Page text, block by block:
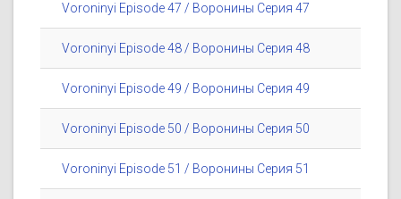
Voroninyi Episode 47 / Воронины Серия 47
Voroninyi Episode 48 / Воронины Серия 48
Voroninyi Episode 49 / Воронины Серия 49
Voroninyi Episode 50 / Воронины Серия 50
Voroninyi Episode 51 / Воронины Серия 51